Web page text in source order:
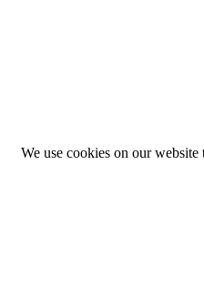
We use cookies on our